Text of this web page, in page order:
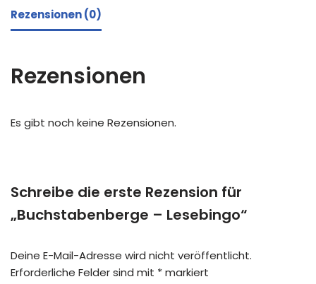
Rezensionen (0)
Rezensionen
Es gibt noch keine Rezensionen.
Schreibe die erste Rezension für
„Buchstabenberge – Lesebingo“
Deine E-Mail-Adresse wird nicht veröffentlicht.
Erforderliche Felder sind mit *markiert